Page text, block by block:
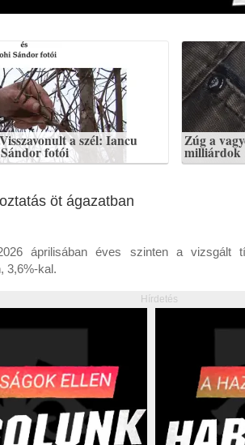
a szél: Iancu
fotói
Zúg a
milliárdok
öt ágazatban
áprilisában éves szinten a vizsgált
3,6%-kal.
Hírdetés